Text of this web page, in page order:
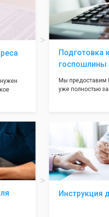
в
полною
не
все
Подготовка
госпошлины
Мы предоставим
уже полностью
посредственно
подаче
Инструкция